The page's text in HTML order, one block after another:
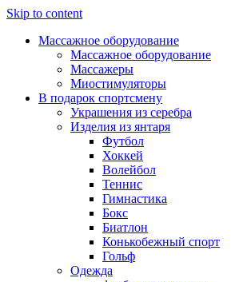
Skip to content
Массажное оборудование
Массажное оборудование
Массажеры
Миостимуляторы
В подарок спортсмену
Украшения из серебра
Изделия из янтаря
Футбол
Хоккей
Волейбол
Теннис
Гимнастика
Бокс
Биатлон
Конькобежный спорт
Гольф
Одежда